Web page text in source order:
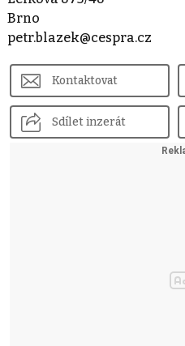
Brno
petr.blazek@cespra.cz
Kontaktovat
Sdílet inzerát